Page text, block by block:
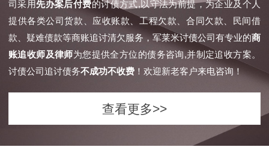
司采用先办案后付费的讨债方式,以守法为前提，为企业及个人
提供各类公司货款、应收账款、工程欠款、合同欠款、民间借
款、疑难债款等商账追讨清欠服务，军莱米讨债公司有专业的商
账追收师及律师为您提供全方位的债务咨询,并制定追收方案。
讨债公司追讨债务不成功不收费 ！欢迎新老客户来电咨询！
查看更多>>